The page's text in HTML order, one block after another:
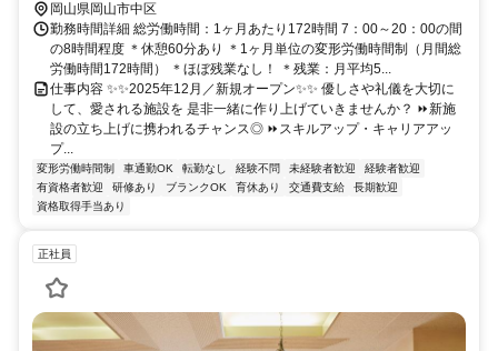
岡山県岡山市中区
勤務時間詳細 総労働時間：1ヶ月あたり172時間 7：00～20：00の間
の8時間程度 ＊休憩60分あり ＊1ヶ月単位の変形労働時間制（月間総
労働時間172時間） ＊ほぼ残業なし！ ＊残業：月平均5...
仕事内容 ✨✨2025年12月／新規オープン✨✨ 優しさや礼儀を大切に
して、愛される施設を 是非一緒に作り上げていきませんか？ ⏩新施
設の立ち上げに携われるチャンス◎ ⏩スキルアップ・キャリアアッ
プ...
変形労働時間制 車通勤OK 転勤なし 経験不問 未経験者歓迎
経験者歓迎
有資格者歓迎
研修あり ブランクOK 育休あり 交通費支給
長期歓迎
資格取得手当あり
正社員